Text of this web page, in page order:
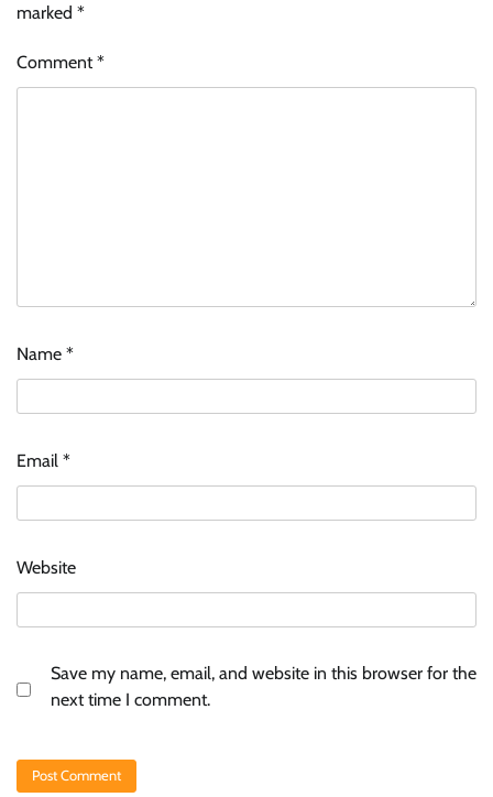
marked *
Comment*
Name *
Email *
Website
Save my name, email, and website in this browser for the
next time I comment.